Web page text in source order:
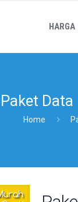
HARGA
Paket
Home